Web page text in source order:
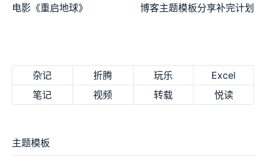
电影《重启地球》
博客主题模板分享补完计划
杂记 折腾 玩乐
Excel
笔记
视频 转载 悦读
主题模板